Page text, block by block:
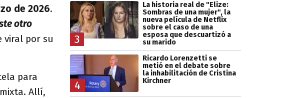
de 2026.
otro
viral por su
para
Allí,
3
La historia real de "Elize:
Sombras de una mujer", la
nueva película de Netflix
sobre el caso de una
esposa que descuartizó a
su marido
4
Ricardo Lorenzetti se
metió en el debate sobre
la inhabilitación de Cristina
Kirchner